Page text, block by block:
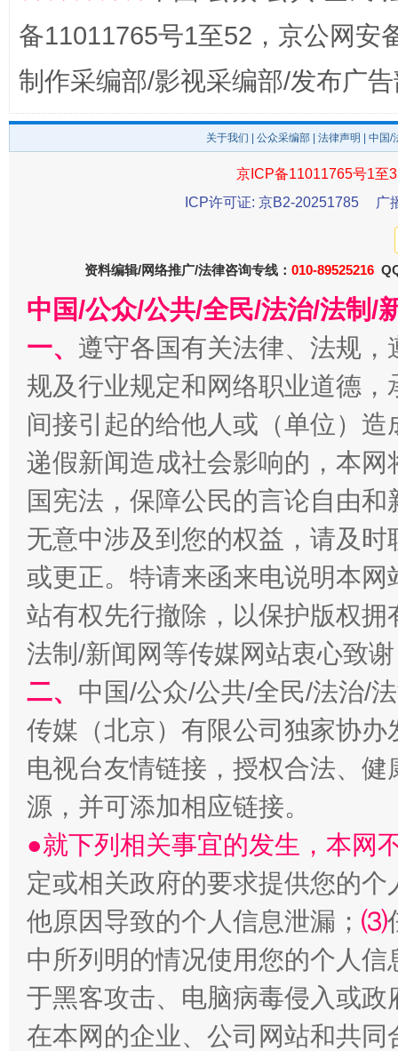
东山县通报“牛蛙产品抗生素超标问题” 法
千年窑火 生生不息
揭开“小金库”的免责幌子
受贿1.44亿！段成刚被判无期 从幼
备11011765号1至52，京公网安
制作采编部/影视采编部/发布广
关于我们 公众采编部 法律声明 | 中国
京ICP备11011765号1至
ICP许可证: 京B2-20251785
广
资料编辑/网络推广/法律咨询专线： 010-89525216
中国/公众/公共/全民/法治/法制/
一、 遵守各国有关法律、法规
规及行业规定和网络职业道德
间接引起的给他人或（单位）
递假新闻造成社会影响的，本
国宪法，保障公民的言论自由
无意中涉及到您的权益，请及
或更正。特请来函来电说明本
站有权先行撤除，以保护版权
法制/新闻网等传媒网站衷心致
二、 中国/公众/公共/全民/法治/
传媒（北京）有限公司独家协
电视台友情链接，授权合法、
源，并可添加相应链接。
●就下列相关事宜的发生，本网
定或相关政府的要求提供您的个
他原因导致的个人信息泄漏； ⑶
中所列明的情况使用您的个人
于黑客攻击、电脑病毒侵入或
在本网的企业、公司网站和共